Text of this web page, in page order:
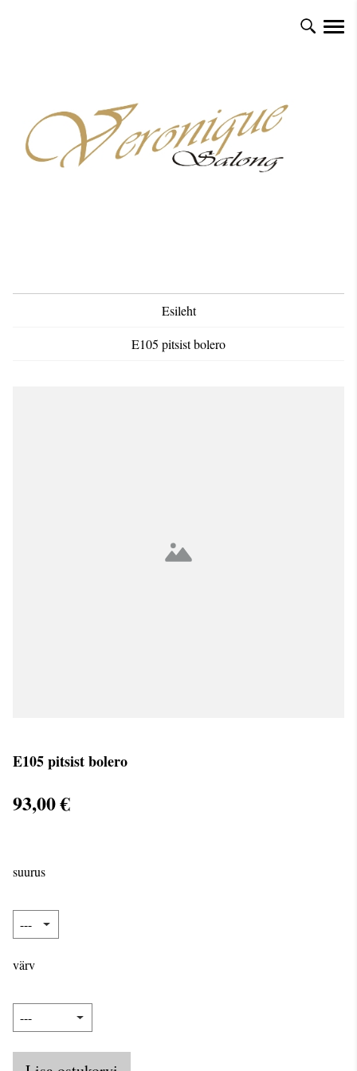
Esileht
E105 pitsist bolero
E105 pitsist bolero
93,00 €
suurus
värv